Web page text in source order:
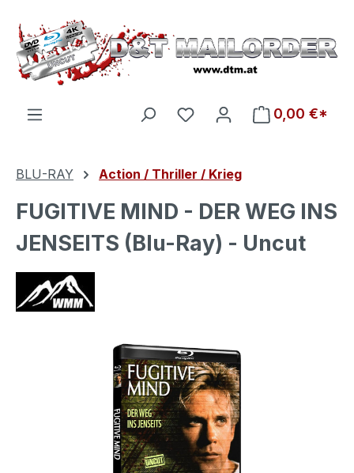
Zum Hauptinhalt springen
Du hast 0 Produkte auf
0,00 €*
BLU-RAY Action / Thriller / Krieg
FUGITIVE MIND - DER WEG INS
JENSEITS (Blu-Ray) - Uncut
Bildergalerie überspringen